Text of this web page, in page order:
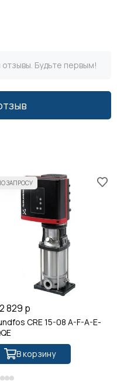
Будьте первым!
829 р
CRE 15-08 A-F-A-E-
В корзину